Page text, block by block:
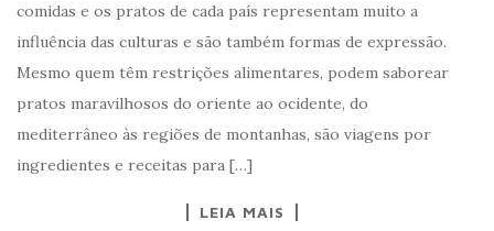
comidas e os pratos de cada país representam muito a
influência das culturas e são também formas de expressão.
Mesmo quem têm restrições alimentares, podem saborear
pratos maravilhosos do oriente ao ocidente, do
mediterrâneo às regiões de montanhas, são viagens por
ingredientes e receitas para […]
LEIA MAIS